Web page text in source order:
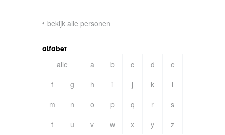
bekijk alle personen
alfabet
alle a b c d
e
f
g h i j k
l
m
n o p q r
s
t
u v w x y
z